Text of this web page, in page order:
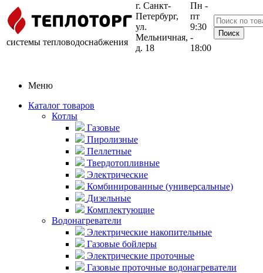
системы тепловодоснабжения
г. Санкт-
Петербург,
ул.
Мельничная,
д. 18
Пн -
пт
9:30
-
18:00
Меню
Каталог товаров
Котлы
Газовые
Пиролизные
Пеллетные
Твердотопливные
Электрические
Комбинированные (универсальные)
Дизельные
Комплектующие
Водонагреватели
Электрические накопительные
Газовые бойлеры
Электрические проточные
Газовые проточные водонагреватели